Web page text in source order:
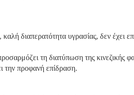
διαπερατότητα υγρασίας, δεν έχει
τη διατύπωση της κινεζικής
την προφανή επίδραση.